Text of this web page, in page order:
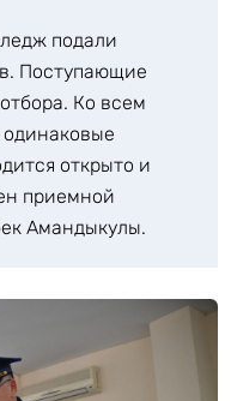
подали
Поступающие
Ко всем
открыто и
приемной
Амандыкулы.